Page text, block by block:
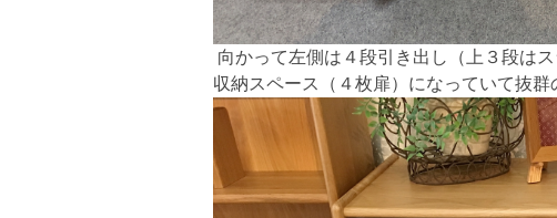
向かって左側は４段引き出し（上３段は
収納スペース（４枚扉）になっていて抜群